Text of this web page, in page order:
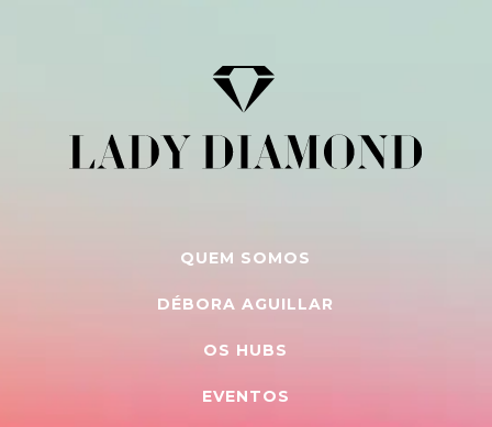
QUEM SOMOS
DÉBORA AGUILLAR
OS HUBS
EVENTOS